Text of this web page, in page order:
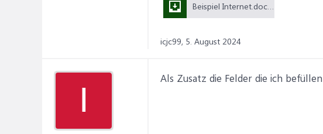
Beispiel Internet.docx (14,7 KB)
icjc99, 5. August 2024
I
Als Zusatz die Felder die ich